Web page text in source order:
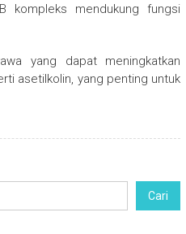
kompleks mendukung fungsi
yang dapat meningkatkan
asetilkolin, yang penting untuk
Cari